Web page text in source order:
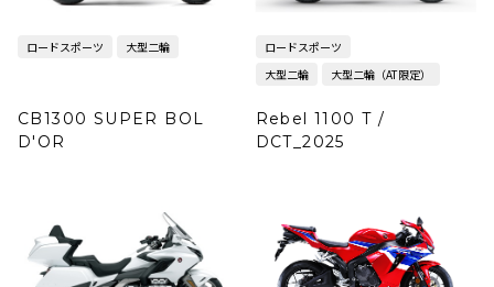
ロードスポーツ 大型二輪
CB1300 SUPER BOL
D'OR
ロードスポーツ
大型二輪
大型二輪（AT限定）
Rebel 1100 T /
DCT_2025